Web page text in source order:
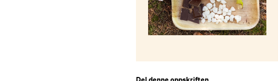
Del denne oppskriften